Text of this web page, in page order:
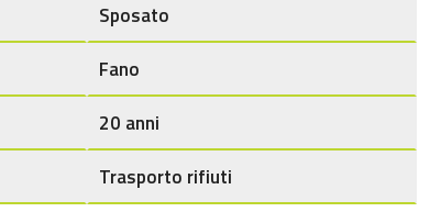
Sposato
Fano
20 anni
Trasporto rifiuti